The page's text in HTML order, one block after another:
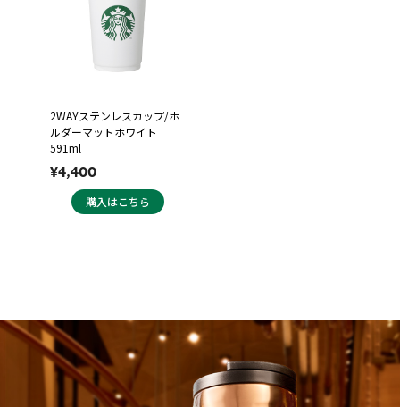
2WAYステンレスカップ/ホ
ルダーマットホワイト
591ml
¥4,400
購入はこちら